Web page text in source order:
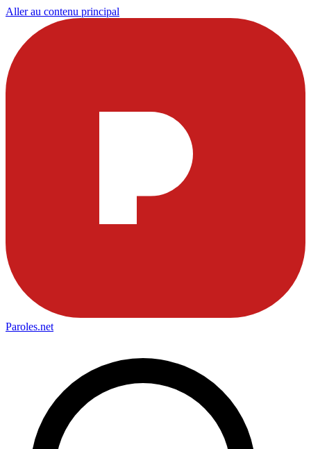
Aller au contenu principal
Paroles.net